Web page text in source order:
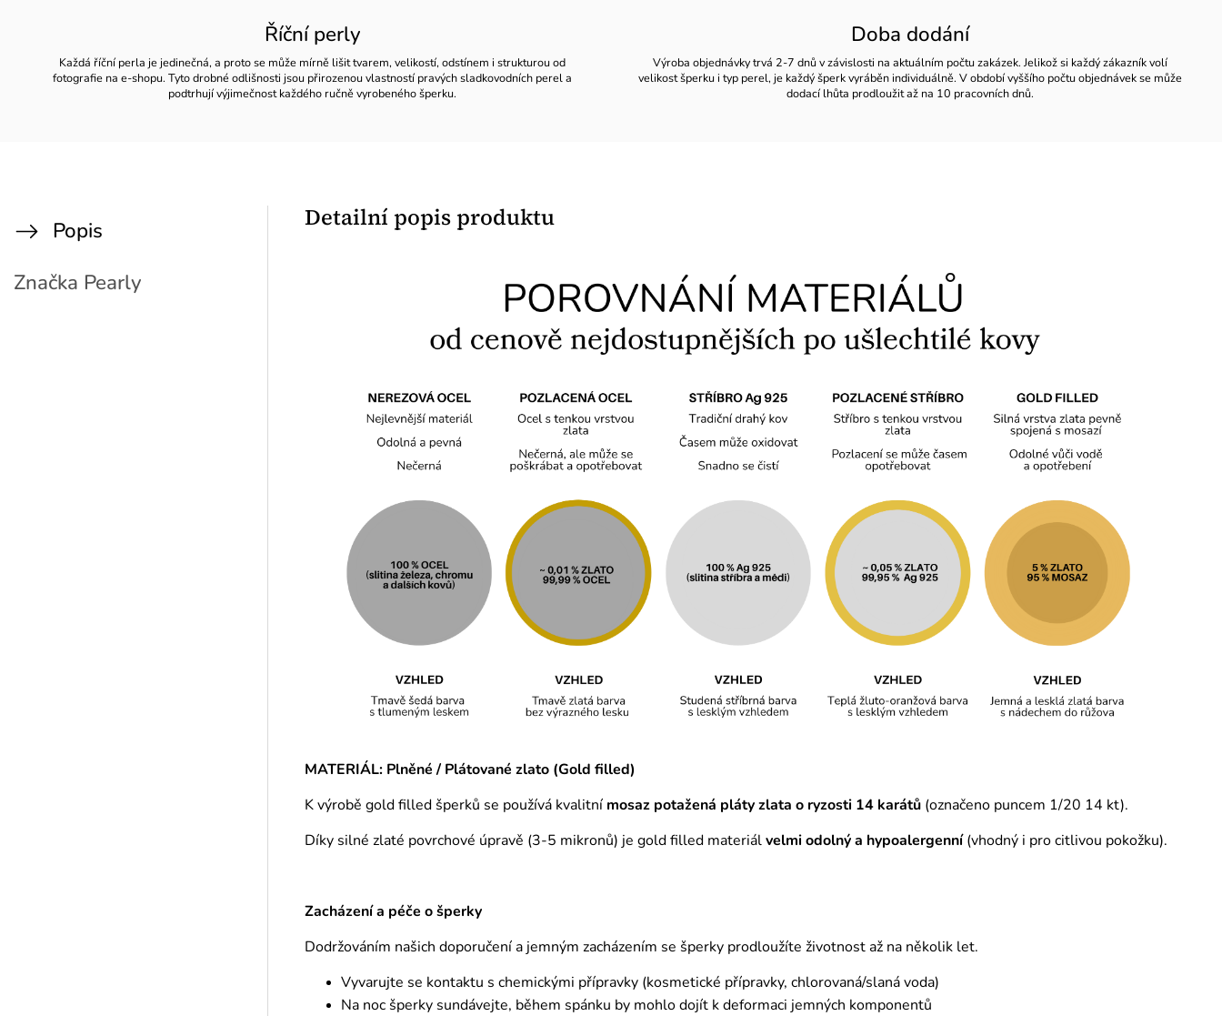
Říční perly
Každá říční perla je jedinečná, a proto se může mírně lišit tvarem, velikostí, odstínem i strukturou od
fotografie na e-shopu. Tyto drobné odlišnosti jsou přirozenou vlastností pravých sladkovodních perel a
podtrhují výjimečnost každého ručně vyrobeného šperku.
Doba dodání
Výroba objednávky trvá 2-7 dnů v závislosti na aktuálním počtu zakázek. Jelikož si každý zákazník volí
velikost šperku i typ perel, je každý šperk vyráběn individuálně. V období vyššího počtu objednávek se může
dodací lhůta prodloužit až na 10 pracovních dnů.
Popis
Značka Pearly
Detailní popis produktu
MATERIÁL: Plněné / Plátované zlato (Gold filled)
K výrobě gold filled šperků se používá kvalitní mosaz potažená pláty zlata o ryzosti 14 karátů (označeno puncem 1/20 14 kt).
Díky silné zlaté povrchové úpravě (3-5 mikronů) je gold filled materiálvelmi odolný a hypoalergenní(vhodný i pro citlivou pokožku).
Zacházení a péče o šperky
Dodržováním našich doporučení a jemným zacházením se šperky prodloužíte životnost až na několik let.
Vyvarujte se kontaktu s chemickými přípravky (kosmetické přípravky, chlorovaná/slaná voda)
Na noc šperky sundávejte, během spánku by mohlo dojít k deformaci jemných komponentů